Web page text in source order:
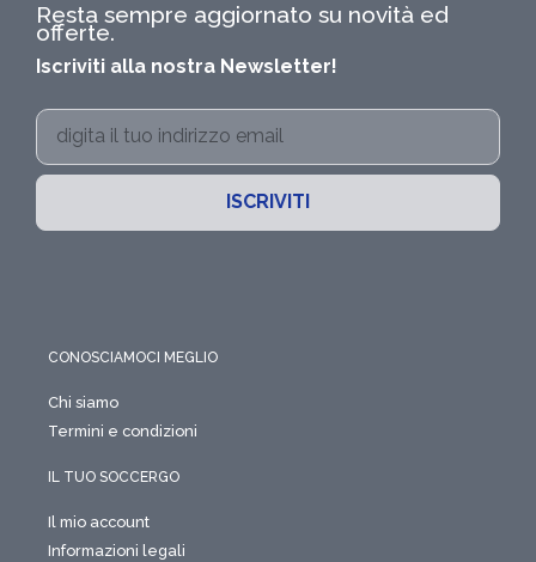
Resta sempre aggiornato su novità ed
offerte.
Iscriviti alla nostra Newsletter!
ISCRIVITI
CONOSCIAMOCI MEGLIO
Chi siamo
Termini e condizioni
IL TUO SOCCERGO
Il mio account
Informazioni legali